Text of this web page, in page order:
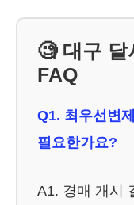
🧐 대구 달
FAQ
Q1. 최우선변
필요한가요?
A1. 경매 개시